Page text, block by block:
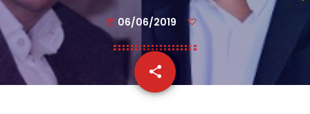
today 06/06/2019
share
email